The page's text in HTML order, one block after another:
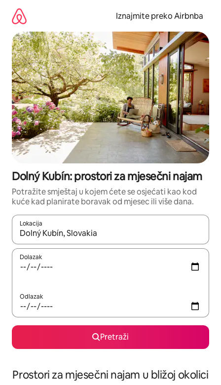
sadržaj
Iznajmite preko Airbnba
Dolný Kubín: prostori za mjesečni najam
Potražite smještaj u kojem ćete se osjećati kao kod
kuće kad planirate boravak od mjesec ili više dana.
Lokacija
Kada budu dostupni rezultati, moći ćete ih pregledati
Dolazak
Odlazak
Pretraži
Prostori za mjesečni najam u bližoj okolici